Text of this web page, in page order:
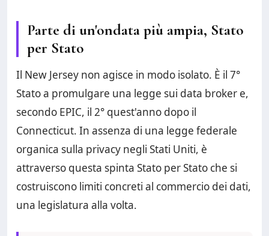
Parte di un'ondata più ampia, Stato
per Stato
Il New Jersey non agisce in modo isolato. È il 7°
Stato a promulgare una legge sui data broker e,
secondo EPIC, il 2° quest'anno dopo il
Connecticut. In assenza di una legge federale
organica sulla privacy negli Stati Uniti, è
attraverso questa spinta Stato per Stato che si
costruiscono limiti concreti al commercio dei dati,
una legislatura alla volta.